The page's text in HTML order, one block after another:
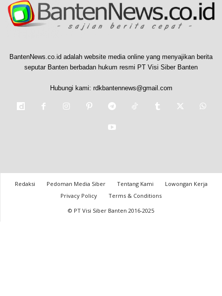
BantenNews.co.id adalah website media online yang menyajikan berita
seputar Banten berbadan hukum resmi PT Visi Siber Banten
Hubungi kami: rdkbantennews@gmail.com
Redaksi Pedoman Media Siber Tentang Kami
Lowongan Kerja
Privacy Policy
Terms & Conditions
© PT Visi Siber Banten 2016-2025